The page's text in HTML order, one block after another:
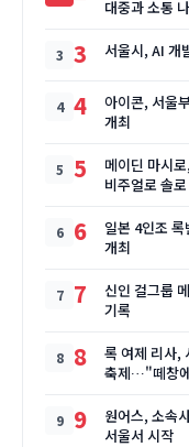
대중과 소통
3 서울시, AI 개
4
아이콘, 서울
개최
5
메이딘 마시
비주얼로 솔
6
일본 4인조
개최
7
신인 걸그룹
기록
8
록 여제 리사,
축제…"떼창
9
원어스, 소속
서울서 시작